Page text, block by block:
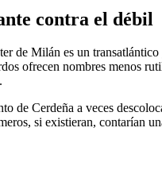
contra el débil
de Milán es un
ofrecen nombres menos
de Cerdeña a veces
si existieran, contarían